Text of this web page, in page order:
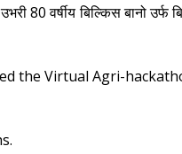
80 वर्षीय बिल्किस बानो उर्फ
the Virtual Agri-